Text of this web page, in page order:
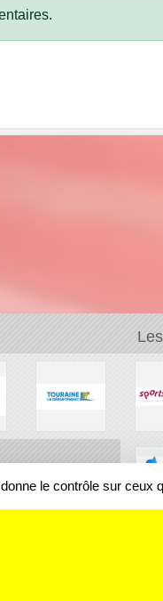
le contrôle sur ceux